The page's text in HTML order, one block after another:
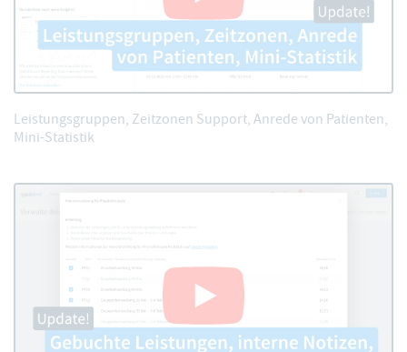
Leistungsgruppen, Zeitzonen Support, Anrede von Patienten,
Mini-Statistik